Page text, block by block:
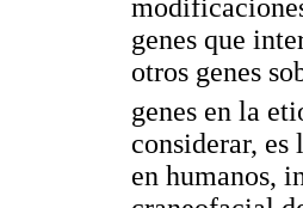
genes que
otros genes
genes en la
considerar, es
en humanos,